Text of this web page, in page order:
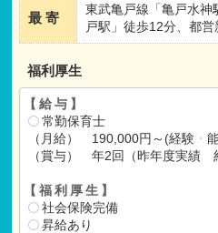
最 寄
東武亀戸線「亀戸水神
戸駅」徒歩12分、都
福利厚生
【給与】
常勤保育士
（月給） 190,000円～(経験・
（賞与） 年2回（昨年度実績
【福利厚生】
社会保険完備
昇給あり